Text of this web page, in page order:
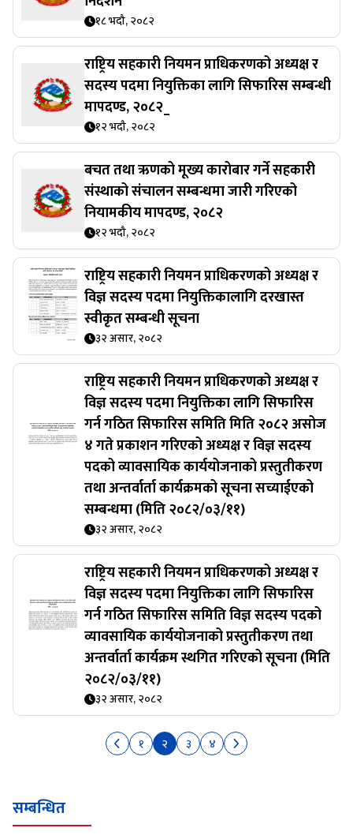
१८ भदौ, २०८२
राष्ट्रिय सहकारी नियमन प्राधिकरणको अध्यक्ष र
सदस्य पदमा नियुक्तिका लागि सिफारिस सम्बन्धी
मापदण्ड, २०८२_
१२ भदौ, २०८२
बचत तथा ऋणको मूख्य कारोबार गर्ने सहकारी
संस्थाको संचालन सम्बन्धमा जारी गरिएको
नियामकीय मापदण्ड, २०८२
१२ भदौ, २०८२
राष्ट्रिय सहकारी नियमन प्राधिकरणको अध्यक्ष र
विज्ञ सदस्य पदमा नियुक्तिकालागि दरखास्त
स्वीकृत सम्बन्धी सूचना
३२ असार, २०८२
राष्ट्रिय सहकारी नियमन प्राधिकरणको अध्यक्ष र
विज्ञ सदस्य पदमा नियुक्तिका लागि सिफारिस
गर्न गठित सिफारिस समिति मिति २०८२ असोज
४ गते प्रकाशन गरिएको अध्यक्ष र विज्ञ सदस्य
पदको व्यावसायिक कार्ययोजनाको प्रस्तुतीकरण
तथा अन्तर्वार्ता कार्यक्रमको सूचना सच्याईएको
सम्बन्धमा (मिति २०८२/०३/११)
३२ असार, २०८२
राष्ट्रिय सहकारी नियमन प्राधिकरणको अध्यक्ष र
विज्ञ सदस्य पदमा नियुक्तिका लागि सिफारिस
गर्न गठित सिफारिस समिति विज्ञ सदस्य पदको
व्यावसायिक कार्ययोजनाको प्रस्तुतीकरण तथा
अन्तर्वार्ता कार्यक्रम स्थगित गरिएको सूचना (मिति
२०८२/०३/११)
३२ असार, २०८२
१ २ ३ ४
सम्बन्धित